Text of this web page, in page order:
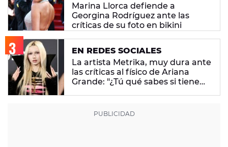
Marina Llorca defiende a
Georgina Rodríguez ante las
críticas de su foto en bikini
EN REDES SOCIALES
La artista Metrika, muy dura ante
las críticas al físico de Ariana
Grande: "¿Tú qué sabes si tiene